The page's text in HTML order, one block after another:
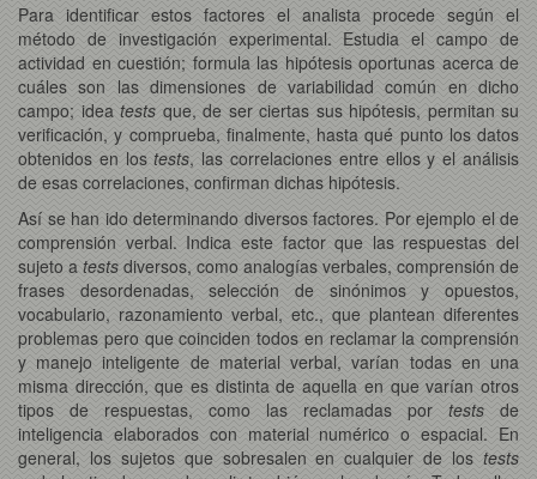
Para identificar estos factores el analista procede según el
método de investigación experimental. Estudia el campo de
actividad en cuestión; formula las hipótesis oportunas acerca de
cuáles son las dimensiones de variabilidad común en dicho
campo; idea tests que, de ser ciertas sus hipótesis, permitan su
verificación, y comprueba, finalmente, hasta qué punto los datos
obtenidos en lostests, las correlaciones entre ellos y el análisis
de esas correlaciones, confirman dichas hipótesis.
Así se han ido determinando diversos factores. Por ejemplo el de
comprensión verbal. Indica este factor que las respuestas del
sujeto a tests diversos, como analogías verbales, comprensión de
frases desordenadas, selección de sinónimos y opuestos,
vocabulario, razonamiento verbal, etc., que plantean diferentes
problemas pero que coinciden todos en reclamar la comprensión
y manejo inteligente de material verbal, varían todas en una
misma dirección, que es distinta de aquella en que varían otros
tipos de respuestas, como las reclamadas por tests de
inteligencia elaborados con material numérico o espacial. En
general, los sujetos que sobresalen en cualquier de los tests